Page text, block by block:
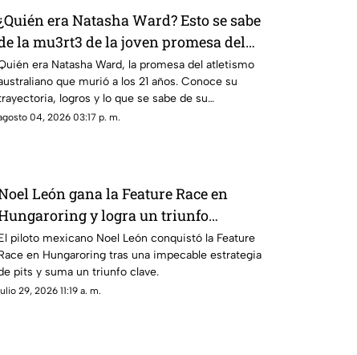
era Natasha Ward? Esto se sabe
la mu3rt3 de la joven promesa del
a los 21 años
era Natasha Ward, la promesa del atletismo
que murió a los 21 años. Conoce su
logros y lo que se sabe de su
04, 2026 03:17 p. m.
León gana la Feature Race en
y logra un triunfo
rumbo al campeonato
piloto mexicano Noel León conquistó la Feature
en Hungaroring tras una impecable estrategia
pits y suma un triunfo clave.
29, 2026 11:19 a. m.